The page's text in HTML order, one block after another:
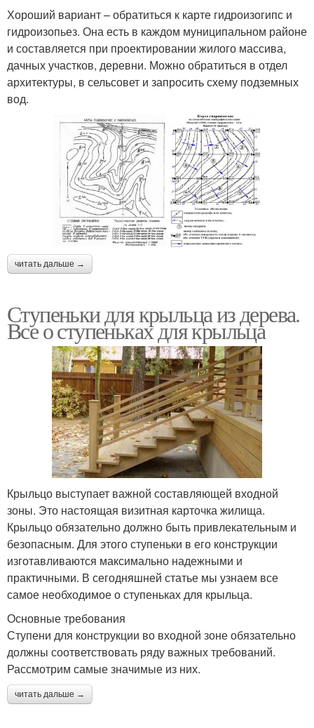
Хороший вариант – обратиться к карте гидроизогипс и
гидроизопьез. Она есть в каждом муниципальном районе
и составляется при проектировании жилого массива,
дачных участков, деревни. Можно обратиться в отдел
архитектуры, в сельсовет и запросить схему подземных
вод.
читать дальше →
Ступеньки для крыльца из дерева.
Все о ступеньках для крыльца
Крыльцо выступает важной составляющей входной
зоны. Это настоящая визитная карточка жилища.
Крыльцо обязательно должно быть привлекательным и
безопасным. Для этого ступеньки в его конструкции
изготавливаются максимально надежными и
практичными. В сегодняшней статье мы узнаем все
самое необходимое о ступеньках для крыльца.
Основные требования
Ступени для конструкции во входной зоне обязательно
должны соответствовать ряду важных требований.
Рассмотрим самые значимые из них.
читать дальше →